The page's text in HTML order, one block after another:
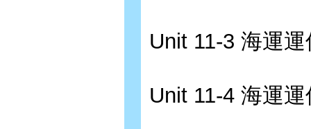
Unit 11-3 海運
Unit 11-4 海運